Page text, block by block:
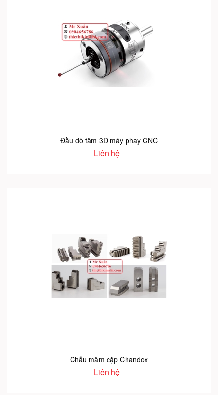
Đầu dò tâm 3D máy phay CNC
Liên hệ
Chấu mâm cặp Chandox
Liên hệ